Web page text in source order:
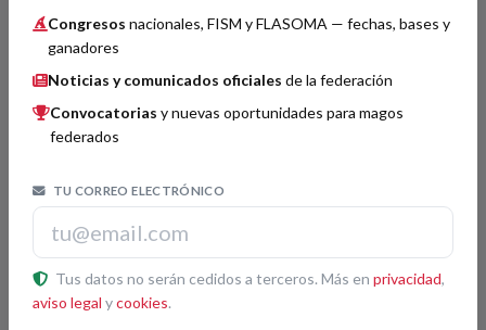
−Congresos nacionales, FISM y FLASOMA — fechas, bases y
ganadores
Noticias y comunicados oficiales de la federación
Convocatorias y nuevas oportunidades para magos
federados
TU CORREO ELECTRÓNICO
Tus datos no serán cedidos a terceros. Más en privacidad,
aviso legal ycookies.